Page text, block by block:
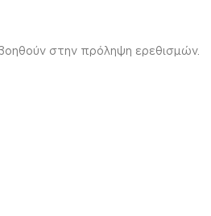
στην πρόληψη ερεθισμών.